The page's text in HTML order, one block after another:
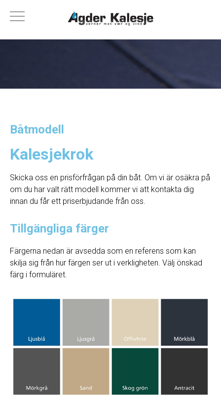
Båtmodell
Kalesjekrok
Skicka oss en prisförfrågan på din båt. Om vi ​​är osäkra på
om du har valt rätt modell kommer vi att kontakta dig
innan du får ett priserbjudande från oss.
Tillgängliga färger
Färgerna nedan är avsedda som en referens som kan
skilja sig från hur färgen ser ut i verkligheten. Välj önskad
färg i formuläret.